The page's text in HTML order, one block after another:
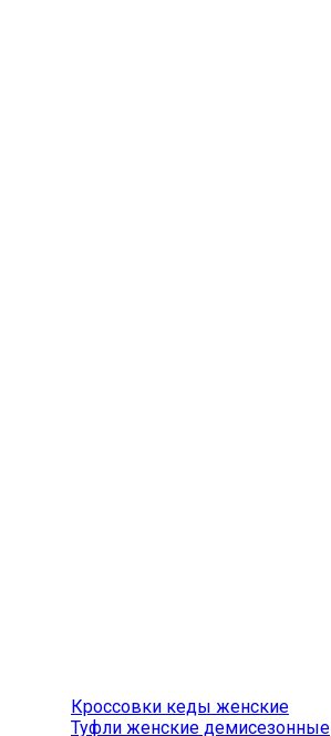
Кроссовки кеды женские
Туфли женские демисезонные